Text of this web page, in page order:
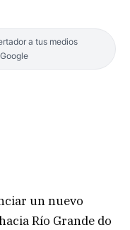
a tus medios
un nuevo
Río Grande do